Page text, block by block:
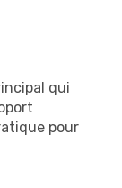
qui
pour